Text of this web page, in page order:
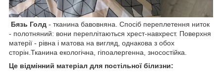
Бязь Голд - тканина бавовняна. Спосіб переплетення ниток
- полотняний: вони переплітаються хрест-навхрест. Поверхня
матерії - рівна і матова на вигляд, однакова з обох
сторін.Тканина екологічна, гіпоалергенна, зносостійка.
Це відмінний матеріал для постільної білизни: